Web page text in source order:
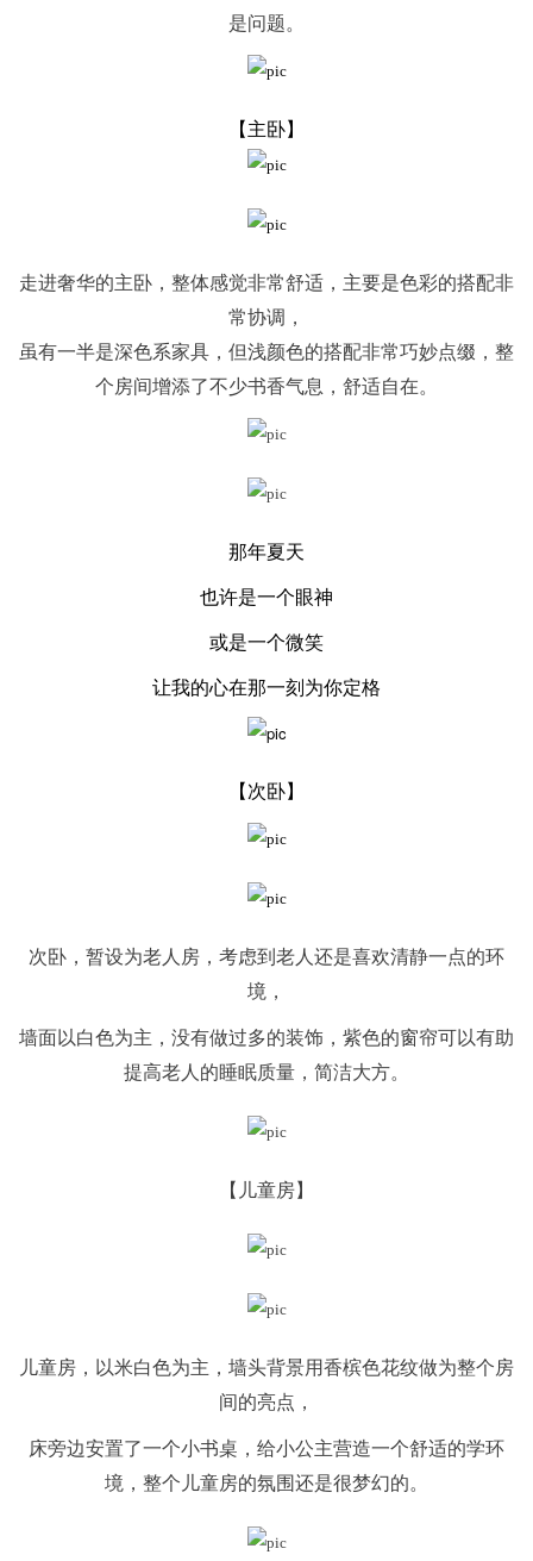
是问题。
【主卧】
走进奢华的主卧，整体感觉非常舒适，主要是色彩的搭配非
常协调，
虽有一半是深色系家具，但浅颜色的搭配非常巧妙点缀，整
个房间增添了不少书香气息，舒适自在。
那年夏天
也许是一个眼神
或是一个微笑
让我的心在那一刻为你定格
【次卧】
次卧，暂设为老人房，考虑到老人还是喜欢清静一点的环
境，
墙面以白色为主，没有做过多的装饰，紫色的窗帘可以有助
提高老人的睡眠质量，简洁大方。
【儿童房】
儿童房，以米白色为主，墙头背景用香槟色花纹做为整个房
间的亮点，
床旁边安置了一个小书桌，给小公主营造一个舒适的学环
境，整个儿童房的氛围还是很梦幻的。